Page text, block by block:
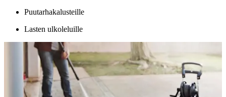
Puutarhakalusteille
Lasten ulkoleluille